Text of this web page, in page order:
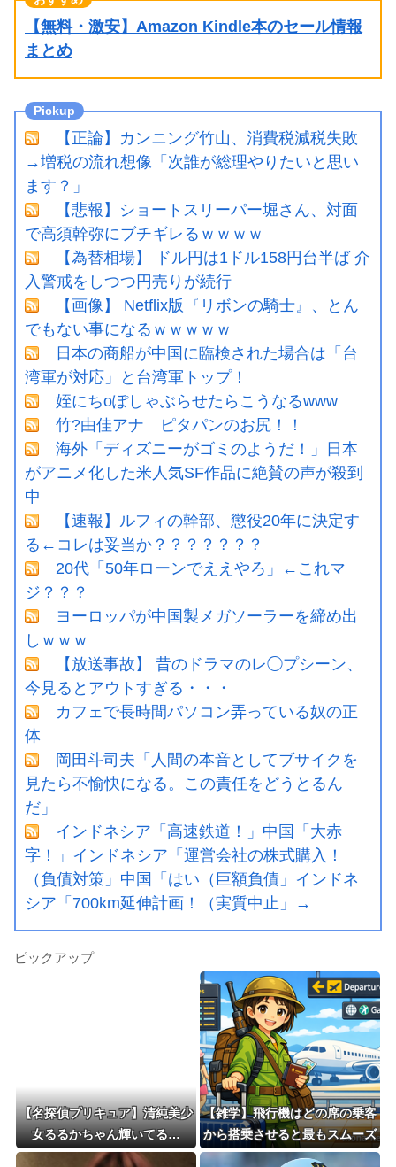
【無料・激安】Amazon Kindle本のセール情報
まとめ
【正論】カンニング竹山、消費税減税失敗
→増税の流れ想像「次誰が総理やりたいと思い
ます？」
【悲報】ショートスリーパー堀さん、対面
で高須幹弥にブチギレるｗｗｗｗ
【為替相場】 ドル円は1ドル158円台半ば 介
入警戒をしつつ円売りが続行
【画像】 Netflix版『リボンの騎士』、とん
でもない事になるｗｗｗｗｗ
日本の商船が中国に臨検された場合は「台
湾軍が対応」と台湾軍トップ！
姪にちoぽしゃぶらせたらこうなるwww
竹?由佳アナ ピタパンのお尻！！
海外「ディズニーがゴミのようだ！」日本
がアニメ化した米人気SF作品に絶賛の声が殺到
中
【速報】ルフィの幹部、懲役20年に決定す
る←コレは妥当か？？？？？？？
20代「50年ローンでええやろ」←これマ
ジ？？？
ヨーロッパが中国製メガソーラーを締め出
しｗｗｗ
【放送事故】 昔のドラマのレ◯プシーン、
今見るとアウトすぎる・・・
カフェで長時間パソコン弄っている奴の正
体
岡田斗司夫「人間の本音としてブサイクを
見たら不愉快になる。この責任をどうとるん
だ」
インドネシア「高速鉄道！」中国「大赤
字！」インドネシア「運営会社の株式購入！
（負債対策」中国「はい（巨額負債」インドネ
シア「700km延伸計画！（実質中止」→
ピックアップ
【名探偵プリキュア】清純美少
女るるかちゃん輝いてる…
【雑学】飛行機はどの席の乗客
から搭乗させると最もスムーズ
に出発できるかのシミュレーシ